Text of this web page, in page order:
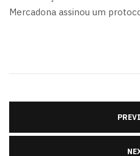
Mercadona assinou um